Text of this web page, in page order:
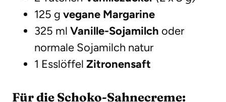
125 g vegane Margarine
325 ml Vanille-Sojamilch oder
normale Sojamilch natur
1 Esslöffel Zitronensaft
Für die Schoko-Sahnecreme: